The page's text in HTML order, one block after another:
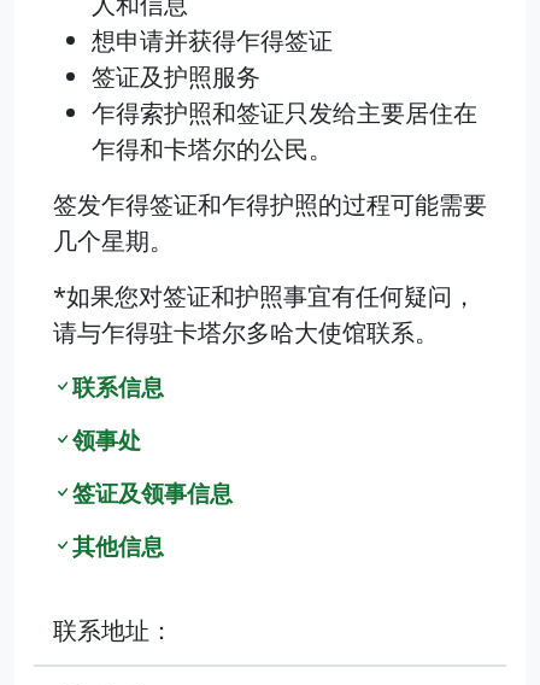
想申请并获得乍得签证
签证及护照服务
乍得索护照和签证只发给主要居住在
乍得和卡塔尔的公民。
签发乍得签证和乍得护照的过程可能需要
几个星期。
*如果您对签证和护照事宜有任何疑问，
请与乍得驻卡塔尔多哈大使馆联系。
联系信息
领事处
签证及领事信息
其他信息
联系地址：